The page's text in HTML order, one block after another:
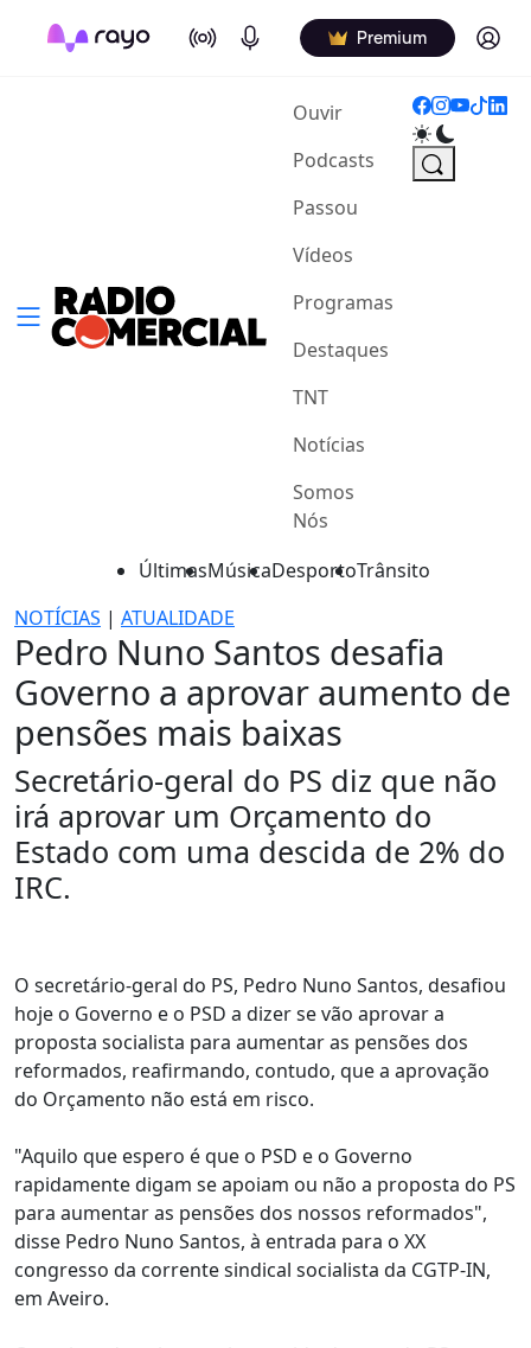
On Air Podcasts Premium Log in
Ouvir(current)
Podcasts
Passou
Vídeos
Programas
Destaques
TNT
Notícias
Somos
Nós
ÚltimasMúsicaDesportoTrânsito
NOTÍCIAS | ATUALIDADE
Pedro Nuno Santos desafia
Governo a aprovar aumento de
pensões mais baixas
Secretário-geral do PS diz que não
irá aprovar um Orçamento do
Estado com uma descida de 2% do
IRC.
O secretário-geral do PS, Pedro Nuno Santos, desafiou
hoje o Governo e o PSD a dizer se vão aprovar a
proposta socialista para aumentar as pensões dos
reformados, reafirmando, contudo, que a aprovação
do Orçamento não está em risco.
"Aquilo que espero é que o PSD e o Governo
rapidamente digam se apoiam ou não a proposta do PS
para aumentar as pensões dos nossos reformados",
disse Pedro Nuno Santos, à entrada para o XX
congresso da corrente sindical socialista da CGTP-IN,
em Aveiro.